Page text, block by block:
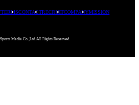
TERMSCONTACTRECRUITCOMPANYMISSION
Media Co.,Ltd.All Rights Reserved.